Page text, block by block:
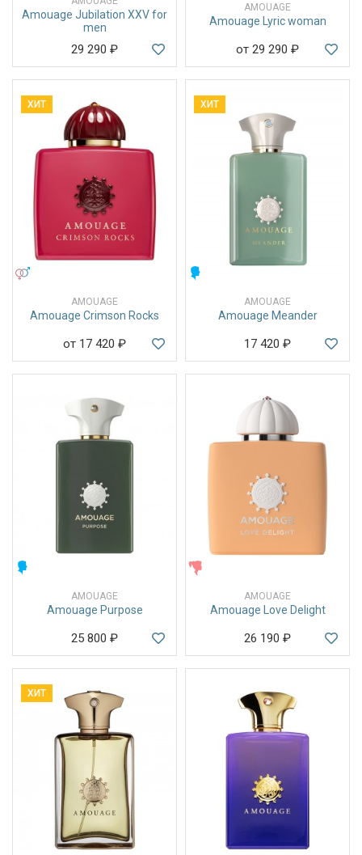
Amouage Jubilation XXV for
men
29 290 ₽
AMOUAGE
Amouage Lyric woman
от 29 290 ₽
ХИТ
AMOUAGE
Amouage Crimson Rocks
от 17 420 ₽
ХИТ
AMOUAGE
Amouage Meander
17 420 ₽
AMOUAGE
Amouage Purpose
25 800 ₽
AMOUAGE
Amouage Love Delight
26 190 ₽
ХИТ